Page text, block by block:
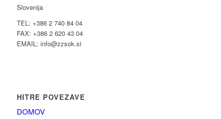
Slovenija
TEL: +386 2 740 84 04
FAX: +386 2 620 43 04
EMAIL: info@zzsok.si
HITRE POVEZAVE
DOMOV